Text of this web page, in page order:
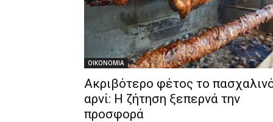
OIKONOMIA
Ακριβότερο φέτος το
αρνί: Η ζήτηση ξεπερνά την
προσφορά